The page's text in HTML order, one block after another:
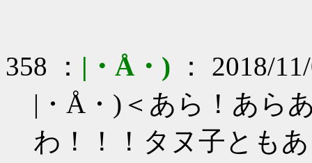
358 ： |・Å・) ： 2018/
|・Å・)＜あら！あら
わ！！！タヌ子とも